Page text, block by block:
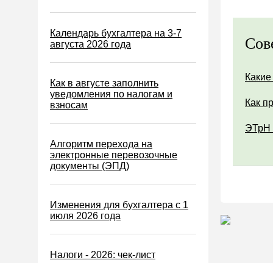
Водный налог
Экологический налог
Налог на игорный бизнес
Акцизы
Уплата налогов (взносов)
Возврат и зачет налогов
Налоговые проверки
Самозанятые
Банк
Онлайн-кассы ККТ ККМ
Календарь бухгалтера на 3-7
августа 2026 года
Как в августе заполнить
уведомления по налогам и
взносам
Алгоритм перехода на
электронные перевозочные
документы (ЭПД)
Изменения для бухгалтера с 1
июля 2026 года
Налоги - 2026: чек-лист
Как
ЭТрН